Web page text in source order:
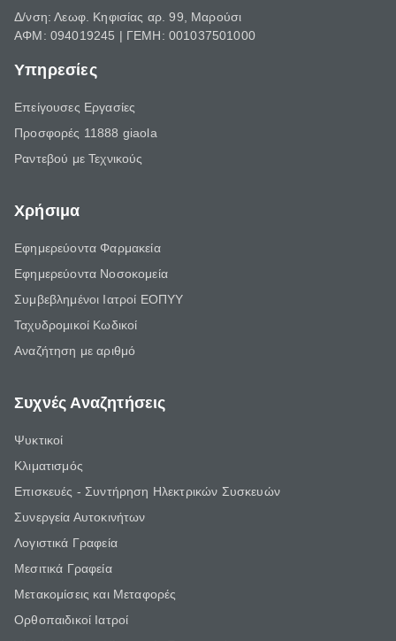
Δ/νση: Λεωφ. Κηφισίας αρ. 99, Μαρούσι
ΑΦΜ: 094019245 | ΓΕΜΗ: 001037501000
Υπηρεσίες
Επείγουσες Εργασίες
Προσφορές 11888 giaola
Ραντεβού με Τεχνικούς
Χρήσιμα
Εφημερεύοντα Φαρμακεία
Εφημερεύοντα Νοσοκομεία
Συμβεβλημένοι Ιατροί ΕΟΠΥΥ
Ταχυδρομικοί Κωδικοί
Αναζήτηση με αριθμό
Συχνές Αναζητήσεις
Ψυκτικοί
Κλιματισμός
Επισκευές - Συντήρηση Ηλεκτρικών Συσκευών
Συνεργεία Αυτοκινήτων
Λογιστικά Γραφεία
Μεσιτικά Γραφεία
Μετακομίσεις και Μεταφορές
Ορθοπαιδικοί Ιατροί